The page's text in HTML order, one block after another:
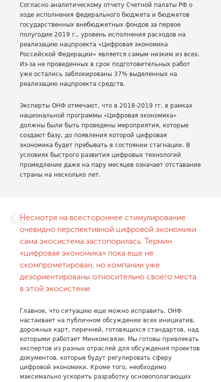
Согласно аналитическому отчету Счетной палаты РФ о
ходе исполнения федерального бюджета и бюджетов
государственных внебюджетных фондов за первое
полугодие 2019 г., уровень исполнения расходов на
реализацию нацпроекта «Цифровая экономика
Российской Федерации» является самым низким из всех.
Из-за не проведенных в срок подготовительных работ
уже остались заблокированы 37% выделенных на
реализацию нацпроекта средств.
Эксперты ОНФ отмечают, что в 2018-2019 гг. в рамках
национальной программы «Цифровая экономика»
должны были быть проведены мероприятия, которые
создают базу, до появления которой цифровая
экономика будет пребывать в состоянии стагнации. В
условиях быстрого развития цифровых технологий
промедление даже на пару месяцев означает отставание
страны на несколько лет.
Несмотря на всестороннее стимулирование
очевидно перспективной цифровой экономики
сама экосистема застопорилась. Термин
«цифровая экономика» пока еще не
скомпрометирован, но компании уже
дезориентированы относительно своего места
в этой экосистеме.
Главное, что ситуацию еще можно исправить. ОНФ
настаивает на публичном обсуждении всех инициатив,
дорожных карт, перечней, готовящихся стандартов, над
которыми работает Минкомсвязи. Мы готовы привлекать
экспертов из разных отраслей для обсуждения проектов
документов, которые будут регулировать сферу
цифровой экономики. Кроме того, необходимо
максимально ускорить разработку основополагающих